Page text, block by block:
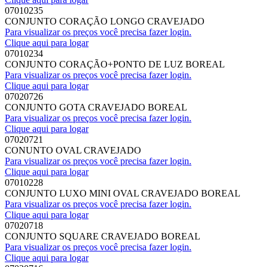
07010235
CONJUNTO CORAÇÃO LONGO CRAVEJADO
Para visualizar os preços você precisa fazer login.
Clique aqui para logar
07010234
CONJUNTO CORAÇÃO+PONTO DE LUZ BOREAL
Para visualizar os preços você precisa fazer login.
Clique aqui para logar
07020726
CONJUNTO GOTA CRAVEJADO BOREAL
Para visualizar os preços você precisa fazer login.
Clique aqui para logar
07020721
CONUNTO OVAL CRAVEJADO
Para visualizar os preços você precisa fazer login.
Clique aqui para logar
07010228
CONJUNTO LUXO MINI OVAL CRAVEJADO BOREAL
Para visualizar os preços você precisa fazer login.
Clique aqui para logar
07020718
CONJUNTO SQUARE CRAVEJADO BOREAL
Para visualizar os preços você precisa fazer login.
Clique aqui para logar